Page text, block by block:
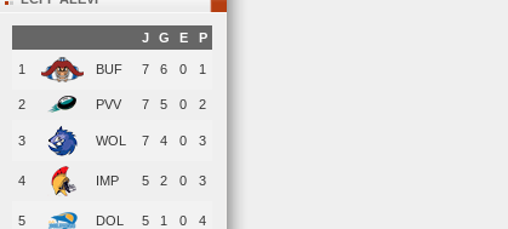
J G E P
1 BUF 7 6 0 1
2 PVV 7 5 0 2
3 WOL 7 4 0 3
4 IMP 5 2 0 3
5 DOL 5 1 0 4